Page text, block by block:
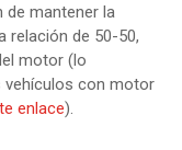
de mantener la
relación de 50-50,
motor (lo
vehículos con motor
enlace).